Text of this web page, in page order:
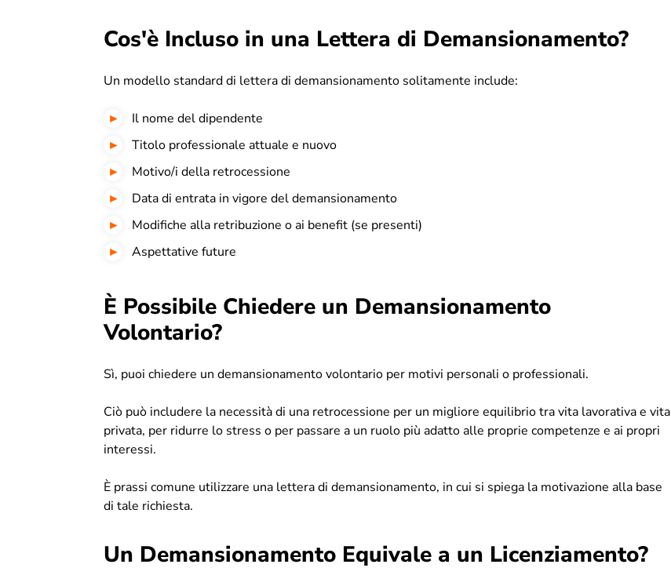
Cos'è Incluso in una Lettera di Demansionamento?
Un modello standard di lettera di demansionamento solitamente include:
Il nome del dipendente
Titolo professionale attuale e nuovo
Motivo/i della retrocessione
Data di entrata in vigore del demansionamento
Modifiche alla retribuzione o ai benefit (se presenti)
Aspettative future
È Possibile Chiedere un Demansionamento
Volontario?
Sì, puoi chiedere un demansionamento volontario per motivi personali o professionali.
Ciò può includere la necessità di una retrocessione per un migliore equilibrio tra vita lavorativa e vita
privata, per ridurre lo stress o per passare a un ruolo più adatto alle proprie competenze e ai propri
interessi.
È prassi comune utilizzare una lettera di demansionamento, in cui si spiega la motivazione alla base
di tale richiesta.
Un Demansionamento Equivale a un Licenziamento?